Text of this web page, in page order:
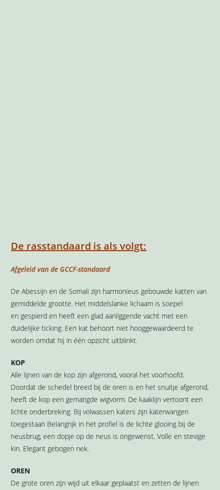
De rasstandaard is als volgt:
Afgeleid van de GCCF-standaard
De Abessijn en de Somali zijn harmonieus gebouwde katten van
gemiddelde grootte. Het middelslanke lichaam is soepel
en gespierd en heeft een glad aanliggende vacht met een
duidelijke ticking. Een kat behoort niet hooggewaardeerd te
worden omdat hij in één opzicht uitblinkt.
KOP
Alle lijnen van de kop zijn afgerond, vooral het voorhoofd.
Doordat de schedel breed bij de oren is en het snuitje afgerond,
heeft de kop een gematigde wigvorm. De kaaklijn vertoont een
lichte onderbreking. Bij volwassen katers zijn katerwangen
toegestaan Belangrijk in het profiel is de lichte glooïng bij de
neusbrug; een dopje op de neus is ongewenst. Volle en stevige
kin. Elegant gebogen nek.
OREN
De grote oren zijn wijd uit elkaar geplaatst en zetten de lijnen